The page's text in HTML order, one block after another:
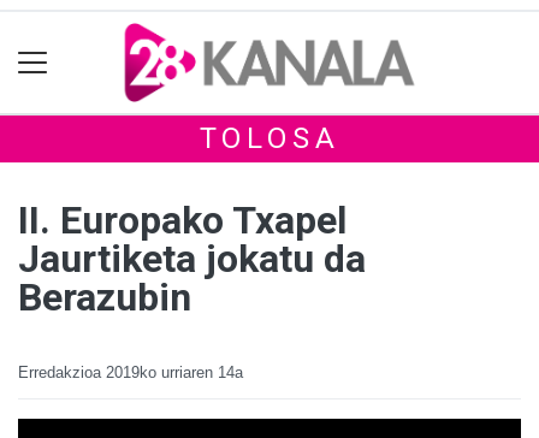
TOLOSA
II. Europako Txapel
Jaurtiketa jokatu da
Berazubin
Erredakzioa 2019ko urriaren 14a